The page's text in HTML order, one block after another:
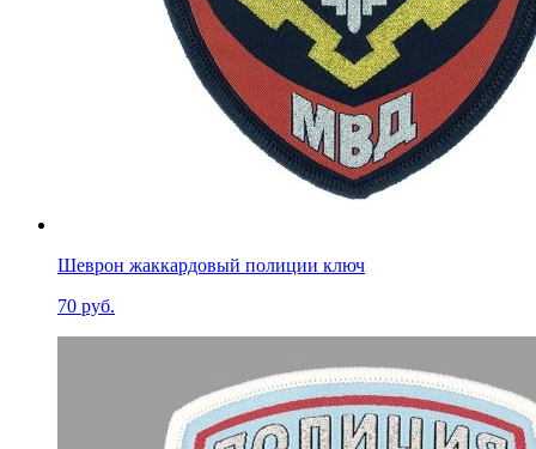
Шеврон жаккардовый полиции ключ
70 руб.